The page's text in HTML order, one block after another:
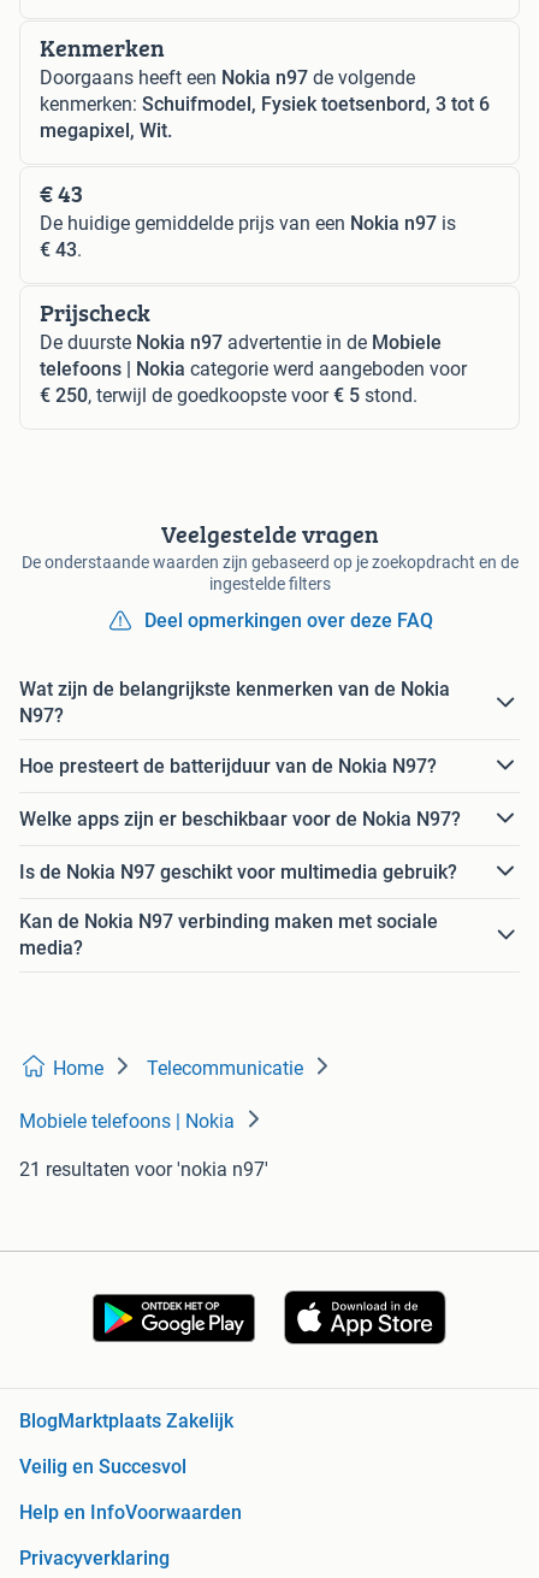
Kenmerken
Doorgaans heeft een Nokia n97 de volgende
kenmerken: Schuifmodel, Fysiek toetsenbord, 3 tot 6
megapixel, Wit.
€ 43
De huidige gemiddelde prijs van een Nokia n97 is
€ 43.
Prijscheck
De duurste Nokia n97 advertentie in de Mobiele
telefoons | Nokia categorie werd aangeboden voor
€ 250, terwijl de goedkoopste voor€ 5 stond.
Veelgestelde vragen
De onderstaande waarden zijn gebaseerd op je zoekopdracht en de
ingestelde filters
Deel opmerkingen over deze FAQ
Wat zijn de belangrijkste kenmerken van de Nokia
N97?
Hoe presteert de batterijduur van de Nokia N97?
Welke apps zijn er beschikbaar voor de Nokia N97?
Is de Nokia N97 geschikt voor multimedia gebruik?
Kan de Nokia N97 verbinding maken met sociale
media?
Home Telecommunicatie
Mobiele telefoons | Nokia
21 resultaten voor 'nokia n97'
BlogMarktplaats Zakelijk
Veilig en Succesvol
Help en InfoVoorwaarden
Privacyverklaring